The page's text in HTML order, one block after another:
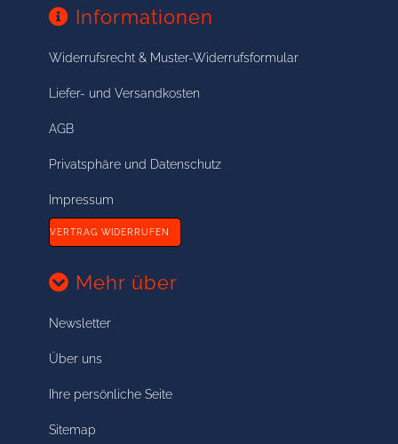
Informationen
Widerrufsrecht & Muster-Widerrufsformular
Liefer- und Versandkosten
AGB
Privatsphäre und Datenschutz
Impressum
VERTRAG WIDERRUFEN
Mehr über
Newsletter
Über uns
Ihre persönliche Seite
Sitemap